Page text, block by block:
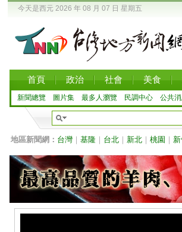
今天是西元 2026 年 08 月 07 日 星期五
首頁 政治 社會 美食
新聞總覽 圖片集 最多人瀏覽 民調中心 公共
地區新聞網： 台灣｜ 基隆｜ 台北｜ 新北｜ 桃園